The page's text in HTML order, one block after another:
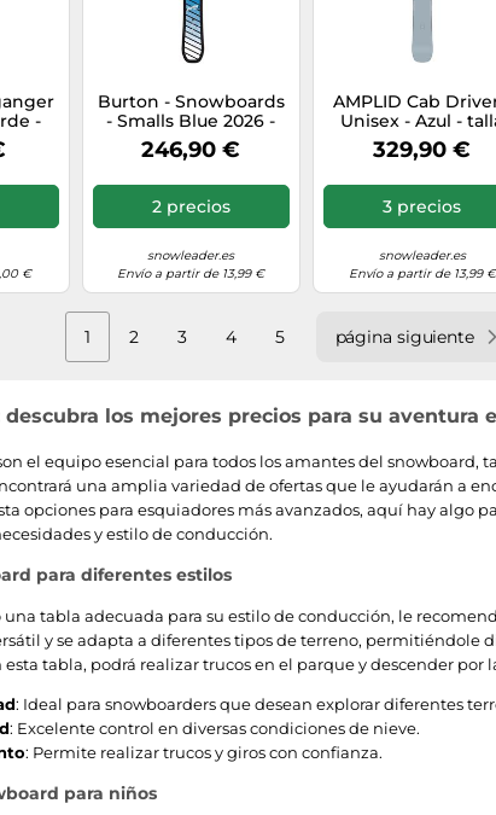
-
2026
€
Burton - Snowboards
- Smalls Blue 2026 -
Talla Infantil 142 cm -
Azul Azul 142 cm
246,90 €
2 precios
snowleader.es
Envío a partir de 13,99 €
AMPLID Cab
Unisex - Azul -
155- modelo 2026
329,90 €
3 precios
snowleader.es
Envío a partir de 13,99 €
1 2 3 4 5 página siguiente
descubra los mejores precios para su aventura
el equipo esencial para todos los amantes del
una amplia variedad de ofertas que le ayudarán a
opciones para esquiadores más avanzados, aquí hay algo
y estilo de conducción.
para diferentes estilos
una tabla adecuada para su estilo de conducción, le
y se adapta a diferentes tipos de terreno, permitiéndole
esta tabla, podrá realizar trucos en el parque y descender por
: Ideal para snowboarders que desean explorar diferentes
: Excelente control en diversas condiciones de nieve.
: Permite realizar trucos y giros con confianza.
para niños